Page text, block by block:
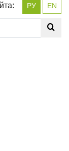
РУ EN